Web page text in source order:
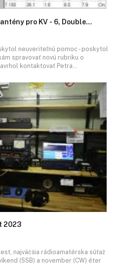
pro KV - 6, Double…
neuveriteľnú pomoc - poskytol
spravovať novú rubriku o
kontaktovať Petra…
2023
najväčšia rádioamatérska súťaž
(SSB) a november (CW) éter